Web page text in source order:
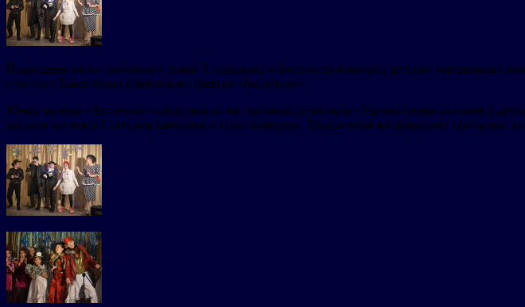
Подведены итоги районного этапа X городского фестиваля-конкурса детских театральных
участие «Театр юных сорванцов» Центра «Аистёнок».
Юные актёры «Аистёнка» представили на суд жюри спектакль «Удивительная история о
диплом лауреата 1 степени районного этапа конкурса. Теперь ребятам предстоит городской